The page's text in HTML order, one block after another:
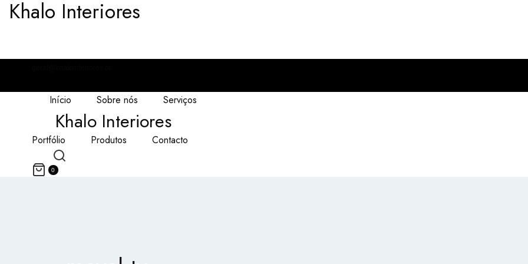
Khalo Interiores
Início Sobre nós Serviços
Khalo Interiores
Portfólio Produtos Contacto
0